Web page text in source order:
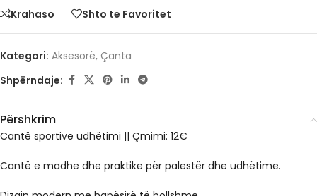
Krahaso Shto te Favoritet
Kategori: Aksesorë, Çanta
Shpërndaje:
Përshkrim
Cantë sportive udhëtimi || Çmimi: 12€
Cantë e madhe dhe praktike për palestër dhe udhëtime.